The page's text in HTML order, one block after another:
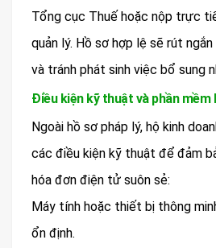
Tổng cục Thuế hoặc nộp trực
quản lý. Hồ sơ hợp lệ sẽ rút
và tránh phát sinh việc bổ sung
Điều kiện kỹ thuật và phần mềm
Ngoài hồ sơ pháp lý, hộ kinh
các điều kiện kỹ thuật để đảm
hóa đơn điện tử suôn sẻ:
Máy tính hoặc thiết bị thông
ổn định.